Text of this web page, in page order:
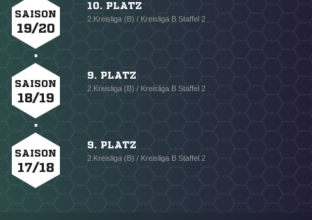
SAISON
19/20
10. PLATZ
2.Kreisliga (B) / Kreisliga B Staffel 2
SAISON
18/19
9. PLATZ
2.Kreisliga (B) / Kreisliga B Staffel 2
SAISON
17/18
9. PLATZ
2.Kreisliga (B) / Kreisliga B Staffel 2